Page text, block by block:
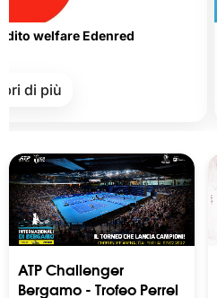
ATP Challenger
Bergamo - Trofeo Perrel
Edenred